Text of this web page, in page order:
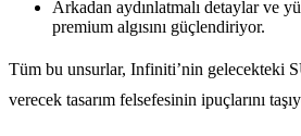
Arkadan aydınlatmalı detaylar ve
premium algısını güçlendiriyor.
Tüm bu unsurlar, Infiniti’nin gelecekteki
verecek tasarım felsefesinin ipuçlarını